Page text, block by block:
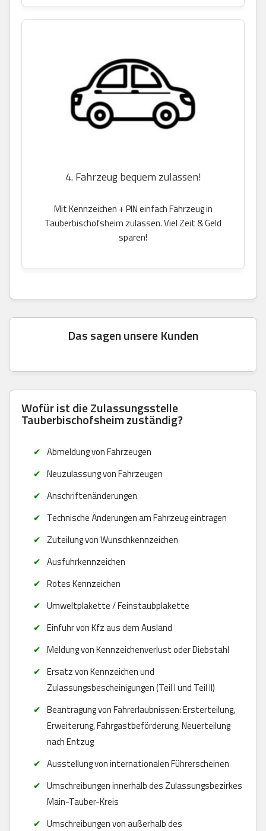
4. Fahrzeug bequem zulassen!
Mit Kennzeichen + PIN einfach Fahrzeug in
Tauberbischofsheim zulassen. Viel Zeit & Geld
sparen!
Das sagen unsere Kunden
Wofür ist die Zulassungsstelle
Tauberbischofsheim zuständig?
Abmeldung von Fahrzeugen
Neuzulassung von Fahrzeugen
Anschriftenänderungen
Technische Änderungen am Fahrzeug eintragen
Zuteilung von Wunschkennzeichen
Ausfuhrkennzeichen
Rotes Kennzeichen
Umweltplakette / Feinstaubplakette
Einfuhr von Kfz aus dem Ausland
Meldung von Kennzeichenverlust oder Diebstahl
Ersatz von Kennzeichen und
Zulassungsbescheinigungen (Teil I und Teil II)
Beantragung von Fahrerlaubnissen: Ersterteilung,
Erweiterung, Fahrgastbeförderung, Neuerteilung
nach Entzug
Ausstellung von internationalen Führerscheinen
Umschreibungen innerhalb des Zulassungsbezirkes
Main-Tauber-Kreis
Umschreibungen von außerhalb des